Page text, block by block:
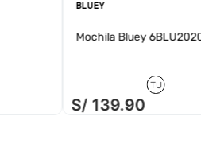
BLUEY
Mochila Bluey
TU
S/ 139.90